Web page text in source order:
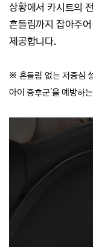
상황에서 카시트의
흔들림까지 잡아주
제공합니다.
※ 흔들림 없는 저중심
아이 증후군’을 예방하